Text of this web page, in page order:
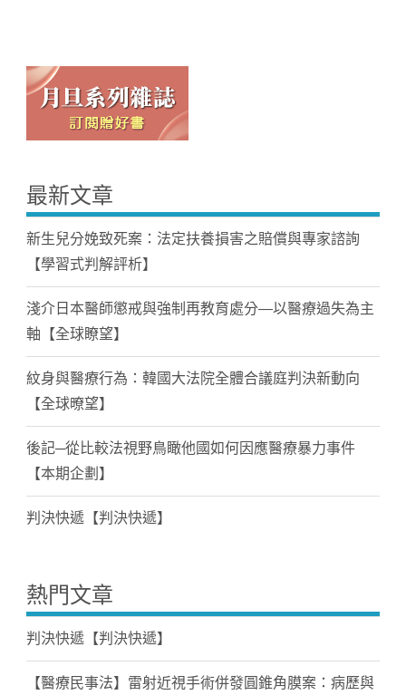
最新文章
新生兒分娩致死案：法定扶養損害之賠償與專家諮詢
【學習式判解評析】
淺介日本醫師懲戒與強制再教育處分—以醫療過失為主
軸【全球瞭望】
紋身與醫療行為：韓國大法院全體合議庭判決新動向
【全球暸望】
後記─從比較法視野鳥瞰他國如何因應醫療暴力事件
【本期企劃】
判決快遞【判決快遞】
熱門文章
判決快遞【判決快遞】
【醫療民事法】雷射近視手術併發圓錐角膜案：病歷與